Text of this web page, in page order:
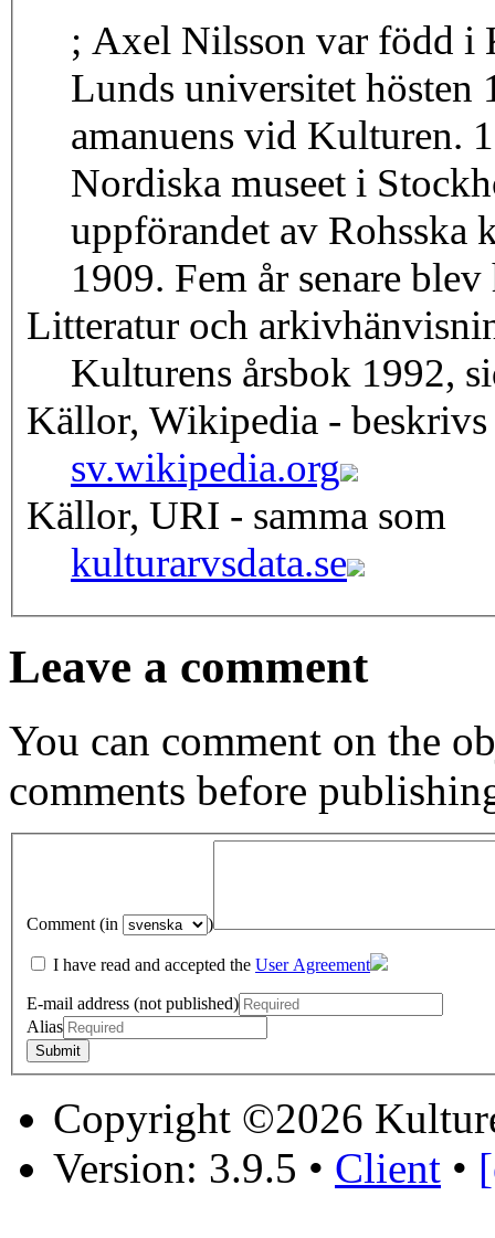
; Axel Nilsson var född i
Lunds universitet hösten
amanuens vid Kulturen.
Nordiska museet i
uppförandet av Rohsska
1909. Fem år senare
Litteratur och
Kulturens årsbok 1992,
Källor, Wikipedia - beskrivs
sv.wikipedia.org
Källor, URI - samma som
kulturarvsdata.se
Leave a comment
You can comment on the
comments before
Comment (in )
I have read and accepted the User Agreement
E-mail address (not published)
Alias
Copyright ©2026
Version: 3.9.5 • Client •